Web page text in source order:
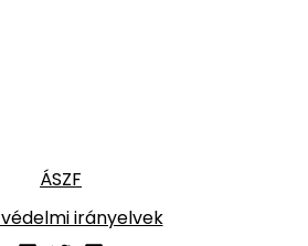
ÁSZF
irányelvek